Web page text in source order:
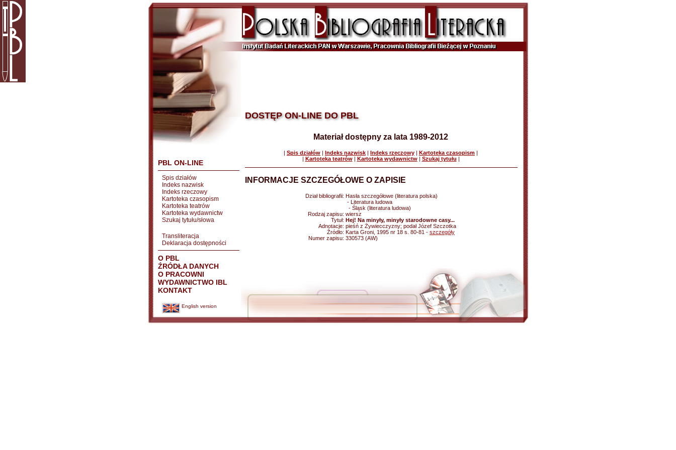
PBL ON-LINE
Spis działów
Indeks nazwisk
Indeks rzeczowy
Kartoteka czasopism
Kartoteka teatrów
Kartoteka wydawnictw
Szukaj tytułu/słowa
Transliteracja
Deklaracja dostępności
O PBL
ŹRÓDŁA DANYCH
O PRACOWNI
WYDAWNICTWO IBL
KONTAKT
English version
DOSTĘP ON-LINE DO PBL
Materiał dostępny za lata 1989-2012
| Spis działów | Indeks nazwisk | Indeks rzeczowy | Kartoteka czasopism |
| Kartoteka teatrów| Kartoteka wydawnictw| Szukaj tytułu |
INFORMACJE SZCZEGÓŁOWE O ZAPISIE
Dział bibliografii: Hasła szczegółowe (literatura polska)
- Literatura ludowa
- Śląsk (literatura ludowa)
Rodzaj zapisu: wiersz
Tytuł: Hej! Na minyły, minyły starodowne casy...
Adnotacje: pieśń z Żywiecczyzny; podał Józef Szczotka
Źródło: Karta Groni, 1995 nr 18 s. 80-81 - szczegóły
Numer zapisu: 330573 (AW)